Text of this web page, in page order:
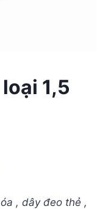
1,5
, dây đeo thẻ ,